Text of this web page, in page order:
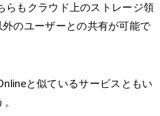
らもクラウド上のストレージ領
のユーザーとの共有が可能で
と似ているサービスともい